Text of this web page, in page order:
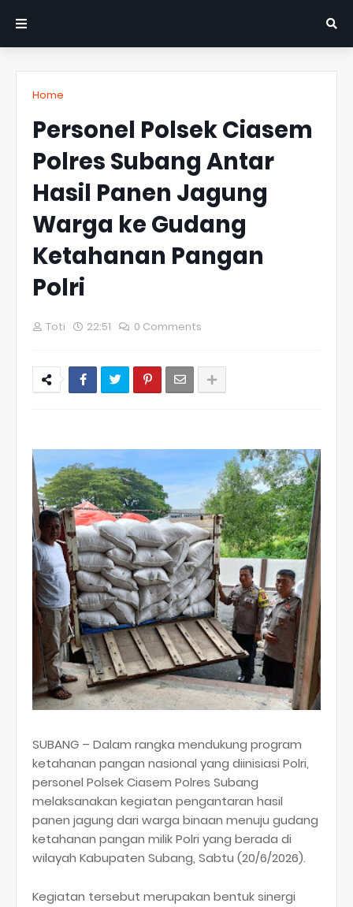
Home
Personel Polsek Ciasem
Polres Subang Antar
Hasil Panen Jagung
Warga ke Gudang
Ketahanan Pangan
Polri
Toti 22:51 0 Comments
SUBANG – Dalam rangka mendukung program
ketahanan pangan nasional yang diinisiasi Polri,
personel Polsek Ciasem Polres Subang
melaksanakan kegiatan pengantaran hasil
panen jagung dari warga binaan menuju gudang
ketahanan pangan milik Polri yang berada di
wilayah Kabupaten Subang, Sabtu (20/6/2026).
Kegiatan tersebut merupakan bentuk sinergi